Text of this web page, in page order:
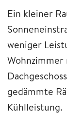
Ein kleiner
weniger
gedämmte
Kühlleistung.